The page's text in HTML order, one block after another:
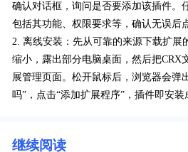
确认对话框，询问是否要添加该插件。
包括其功能、权限要求等，确认无误后
2. 离线安装：先从可靠的来源下载扩展
缩小，露出部分电脑桌面，然后把CRX
展管理页面。松开鼠标后，浏览器会弹
吗”，点击“添加扩展程序”，插件即安装
继续阅读